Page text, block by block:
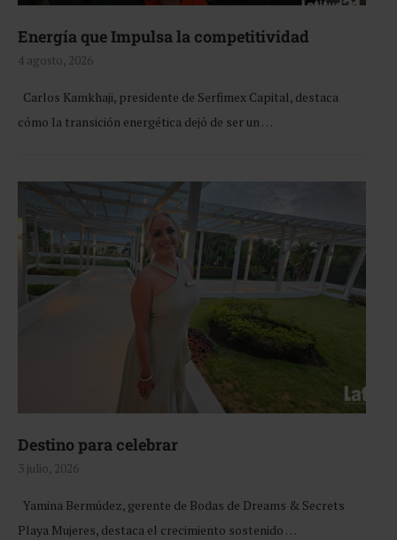
Energía que Impulsa la competitividad
4 agosto, 2026
Carlos Kamkhaji, presidente de Serfimex Capital, destaca
cómo la transición energética dejó de ser un …
Destino para celebrar
3 julio, 2026
Yamina Bermúdez, gerente de Bodas de Dreams & Secrets
Playa Mujeres, destaca el crecimiento sostenido …